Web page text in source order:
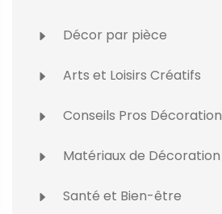
Décor par pièce
Arts et Loisirs Créatifs
Conseils Pros Décoration
Matériaux de Décoration
Santé et Bien-être